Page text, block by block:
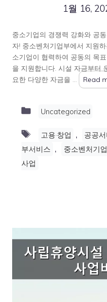
1월 16,
중소기업의 경쟁력 강화와 공
자! 중소벤처기업부에서 지원
소기업이 협력하여 공동의 목
을 지원합니다. 시설 자금부터
요한 다양한 자금을 …
Read
Categories
Uncategorized
Tags
고용·창업 , 공공
부서비스 , 중소벤처기
사업